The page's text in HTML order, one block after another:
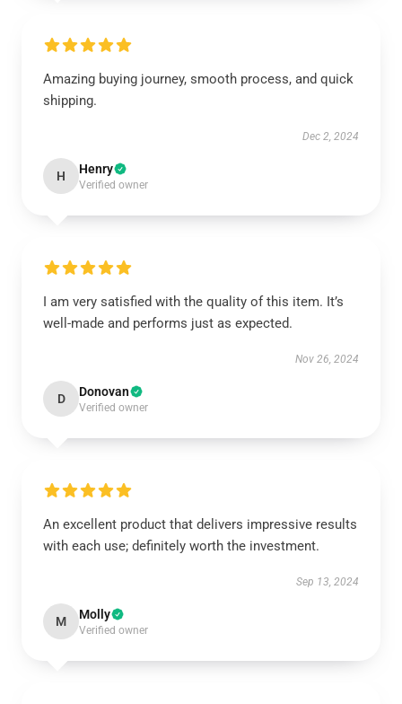
Amazing buying journey, smooth process, and quick
shipping.
Dec 2, 2024
H Henry
Verified owner
I am very satisfied with the quality of this item. It’s
well-made and performs just as expected.
Nov 26, 2024
D Donovan
Verified owner
An excellent product that delivers impressive results
with each use; definitely worth the investment.
Sep 13, 2024
M Molly
Verified owner